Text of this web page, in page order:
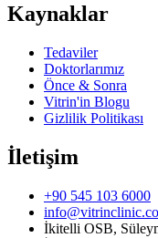
Kaynaklar
Tedaviler
Doktorlarımız
Önce & Sonra
Vitrin'in Blogu
Gizlilik Politikası
İletişim
+90 545 103 6000
İkitelli OSB,